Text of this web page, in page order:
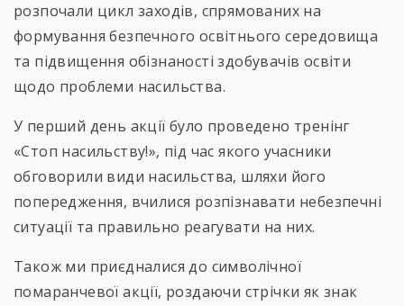
розпочали цикл заходів, спрямованих на
формування безпечного освітнього середовища
та підвищення обізнаності здобувачів освіти
щодо проблеми насильства.
У перший день акції було проведено тренінг
«Стоп насильству!», під час якого учасники
обговорили види насильства, шляхи його
попередження, вчилися розпізнавати небезпечні
ситуації та правильно реагувати на них.
Також ми приєдналися до символічної
помаранчевої акції, роздаючи стрічки як знак